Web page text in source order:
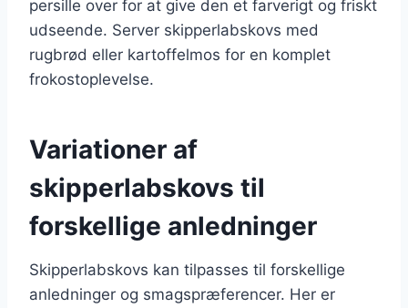
persille over for at give den et farverigt og friskt
udseende. Server skipperlabskovs med
rugbrød eller kartoffelmos for en komplet
frokostoplevelse.
Variationer af
skipperlabskovs til
forskellige anledninger
Skipperlabskovs kan tilpasses til forskellige
anledninger og smagspræferencer. Her er